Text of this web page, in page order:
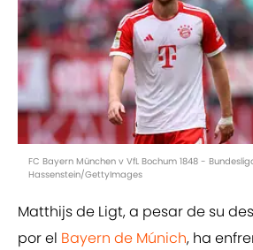
FC Bayern München v VfL Bochum 1848 -
Hassenstein/GettyImages
Matthijs de Ligt, a pesar de su
por el Bayern de Múnich, ha